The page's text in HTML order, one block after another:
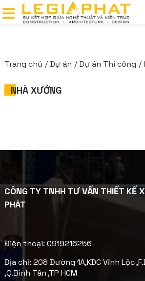
Trang chủ Dự án Dự án Thi công
NHÀ XƯỞNG
CÔNG TY TNHH TƯ VẤN THIẾT KẾ
PHÁT
Điện thoại: 0919216256
Địa chỉ: 208 Đường 1A,KDC Vĩnh Lộc
,Q.Bình Tân ,TP HCM